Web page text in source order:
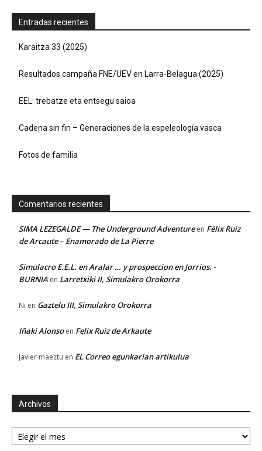
Entradas recientes
Karaitza 33 (2025)
Resultados campaña FNE/UEV en Larra-Belagua (2025)
EEL: trebatze eta entsegu saioa
Cadena sin fin – Generaciones de la espeleología vasca
Fotos de familia
Comentarios recientes
SIMA LEZEGALDE — The Underground Adventureen Félix Ruiz
de Arcaute – Enamorado de La Pierre
Simulacro E.E.L. en Aralar … y prospeccion en Jorrios. -
BURNIA en Larretxiki II, Simulakro Orokorra
Ni en Gaztelu III, Simulakro Orokorra
Iñaki Alonsoen Felix Ruiz de Arkaute
Javier maeztu en EL Correo egunkarian artikulua
Archivos
Archivos